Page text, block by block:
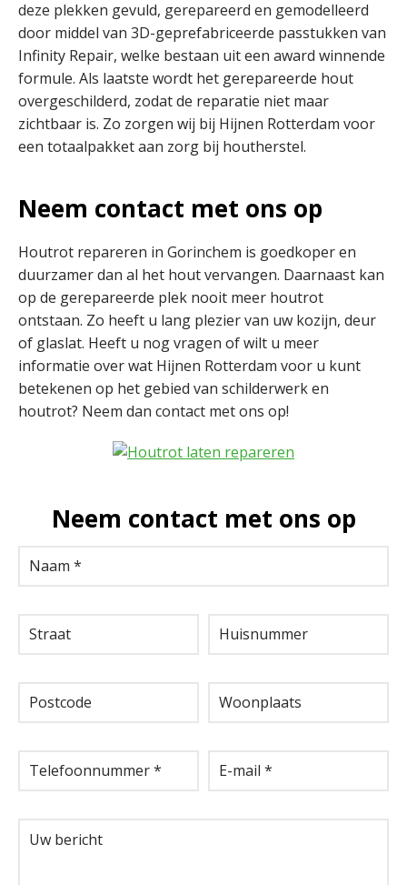
deze plekken gevuld, gerepareerd en gemodelleerd
door middel van 3D-geprefabriceerde passtukken van
Infinity Repair, welke bestaan uit een award winnende
formule. Als laatste wordt het gerepareerde hout
overgeschilderd, zodat de reparatie niet maar
zichtbaar is. Zo zorgen wij bij Hijnen Rotterdam voor
een totaalpakket aan zorg bij houtherstel.
Neem contact met ons op
Houtrot repareren in Gorinchem is goedkoper en
duurzamer dan al het hout vervangen. Daarnaast kan
op de gerepareerde plek nooit meer houtrot
ontstaan. Zo heeft u lang plezier van uw kozijn, deur
of glaslat. Heeft u nog vragen of wilt u meer
informatie over wat Hijnen Rotterdam voor u kunt
betekenen op het gebied van schilderwerk en
houtrot? Neem dan contact met ons op!
Neem contact met ons op